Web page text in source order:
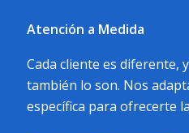
Atención a Medida
Cada cliente es diferente,
también lo son. Nos
específica para ofrecerte